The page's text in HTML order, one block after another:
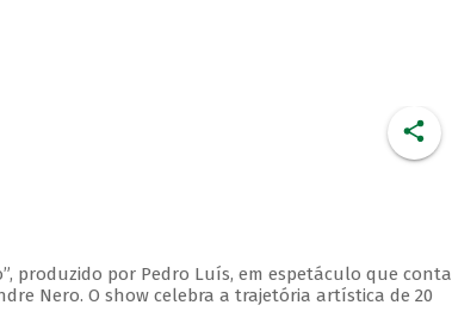
produzido por Pedro Luís, em espetáculo que conta
Nero. O show celebra a trajetória artística de 20